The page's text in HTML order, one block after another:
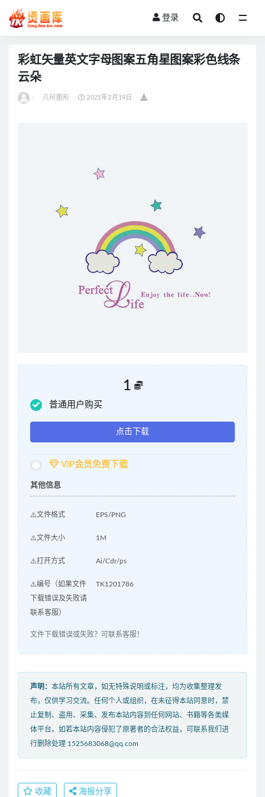
登录
彩虹矢量英文字母图案五角星图案彩色线条
云朵
- 几何图形 2021年2月19日
1
普通用户购买
点击下载
VIP会员免费下载
其他信息
⚠️文件格式 EPS/PNG
⚠️文件大小 1M
⚠️打开方式 Ai/Cdr/ps
⚠️编号（如果文件
下载错误及失败请
联系客服）
TK1201786
文件下载错误或失败？可联系客服！
声明： 本站所有文章，如无特殊说明或标注，均为收集整理发
布，仅供学习交流。任何个人或组织，在未征得本站同意时，禁
止复制、盗用、采集、发布本站内容到任何网站、书籍等各类媒
体平台。如若本站内容侵犯了原著者的合法权益，可联系我们进
行删除处理 1525683068@qq.com
收藏 海报分享